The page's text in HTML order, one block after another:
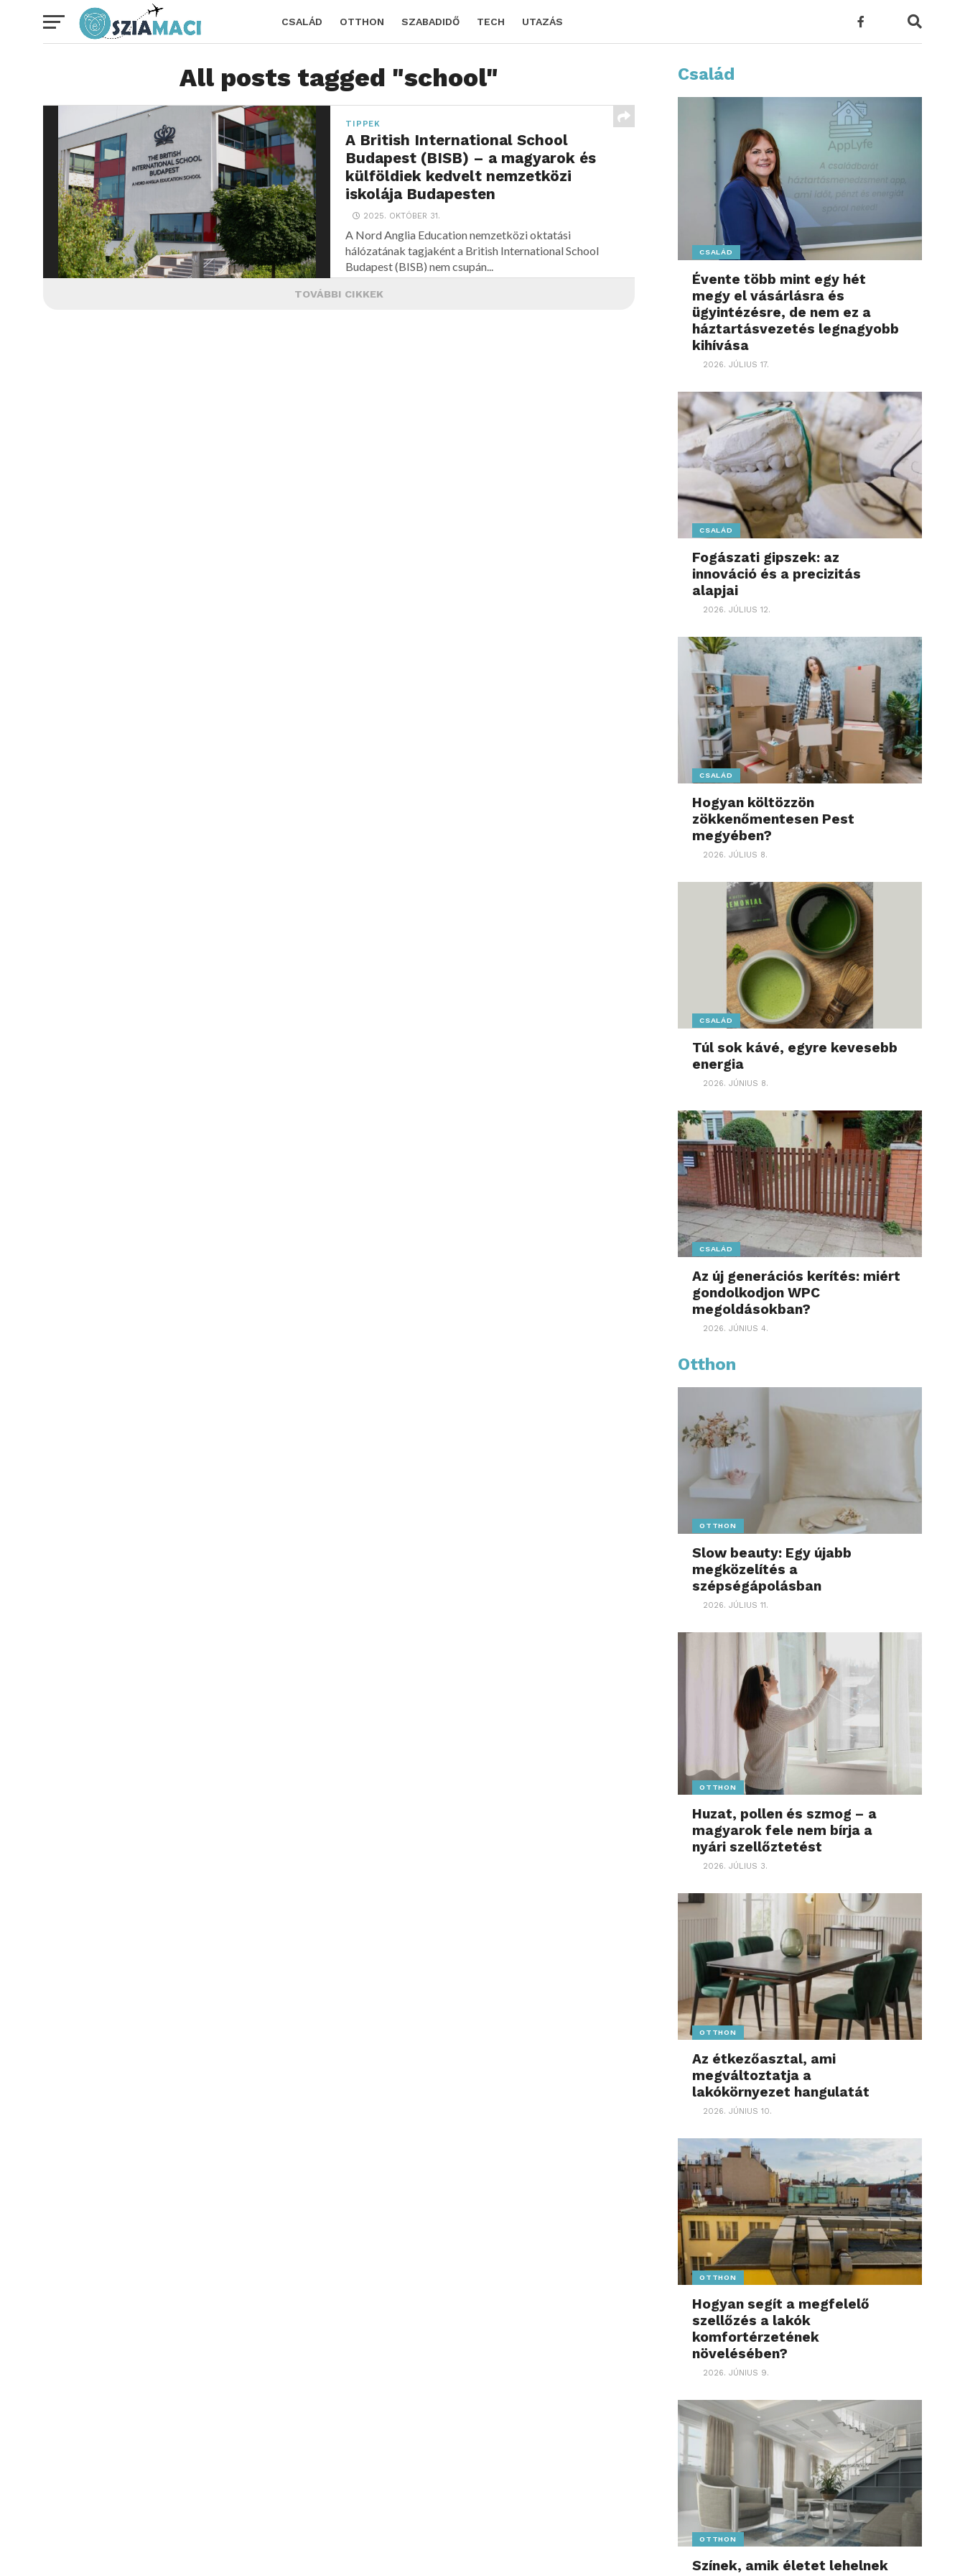
CSALÁD OTTHON SZABADIDŐ TECH UTAZÁS
All posts tagged "school"
TIPPEK
A British International School
Budapest (BISB) – a magyarok és
külföldiek kedvelt nemzetközi
iskolája Budapesten
2025. OKTÓBER 31.
A Nord Anglia Education nemzetközi oktatási
hálózatának tagjaként a British International School
Budapest (BISB) nem csupán...
TOVÁBBI CIKKEK
Család
CSALÁD
Évente több mint egy hét
megy el vásárlásra és
ügyintézésre, de nem ez a
háztartásvezetés legnagyobb
kihívása
2026. JÚLIUS 17.
CSALÁD
Fogászati gipszek: az
innováció és a precizitás
alapjai
2026. JÚLIUS 12.
CSALÁD
Hogyan költözzön
zökkenőmentesen Pest
megyében?
2026. JÚLIUS 8.
CSALÁD
Túl sok kávé, egyre kevesebb
energia
2026. JÚNIUS 8.
CSALÁD
Az új generációs kerítés: miért
gondolkodjon WPC
megoldásokban?
2026. JÚNIUS 4.
Otthon
OTTHON
Slow beauty: Egy újabb
megközelítés a
szépségápolásban
2026. JÚLIUS 11.
OTTHON
Huzat, pollen és szmog – a
magyarok fele nem bírja a
nyári szellőztetést
2026. JÚLIUS 3.
OTTHON
Az étkezőasztal, ami
megváltoztatja a
lakókörnyezet hangulatát
2026. JÚNIUS 10.
OTTHON
Hogyan segít a megfelelő
szellőzés a lakók
komfortérzetének
növelésében?
2026. JÚNIUS 9.
OTTHON
Színek, amik életet lehelnek